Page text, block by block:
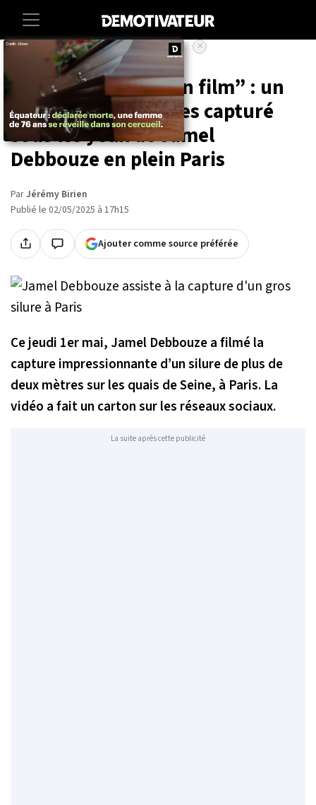
Societe Insolite
“Cette ville, c'est un film” : un
silure de 2,17 mètres capturé
sous les yeux de Jamel
Debbouze en plein Paris
ParJérémy Birien
Publié le 02/05/2025 à 17h15
Ajouter comme source préférée
Ce jeudi 1er mai, Jamel Debbouze a filmé la
capture impressionnante d’un silure de plus de
deux mètres sur les quais de Seine, à Paris. La
vidéo a fait un carton sur les réseaux sociaux.
La suite après cette publicité
×